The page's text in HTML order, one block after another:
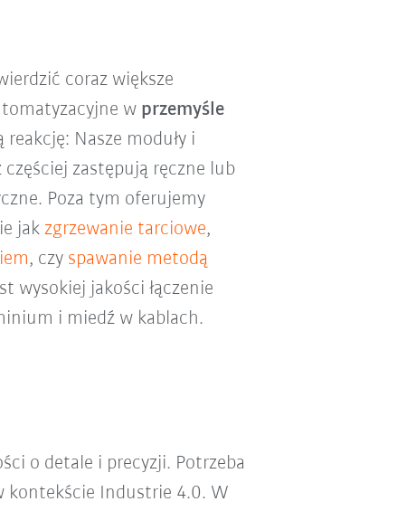
coraz większe
w przemyśle
reakcję: Nasze moduły i
zastępują ręczne lub
Poza tym oferujemy
jak zgrzewanie tarciowe,
, czy spawanie metodą
wysokiej jakości łączenie
i miedź w kablach.
o detale i precyzji. Potrzeba
kontekście Industrie 4.0. W